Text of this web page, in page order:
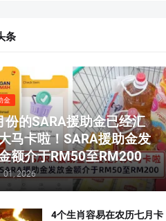
条
金
份的SARA援助金已经汇
马卡啦！SARA援助金发
额介于RM50至RM200
01, 2026
4个生肖容易在农历七月卡